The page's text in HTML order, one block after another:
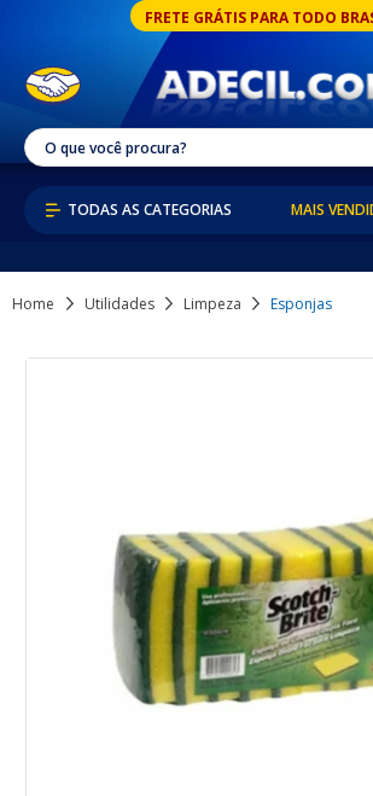
FRETE GRÁTIS PARA TODO
MAIS
Home Utilidades Limpeza Esponjas